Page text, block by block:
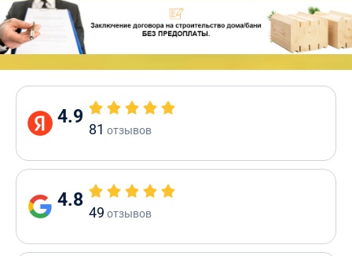
4.9
81 отзывов
4.8
49 отзывов